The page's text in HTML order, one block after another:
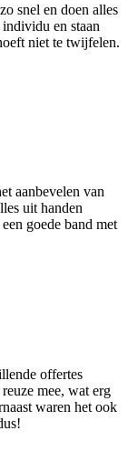
snel en doen alles
en staan
niet te twijfelen.
aanbevelen van
uit handen
goede band met
offertes
mee, wat erg
waren het ook